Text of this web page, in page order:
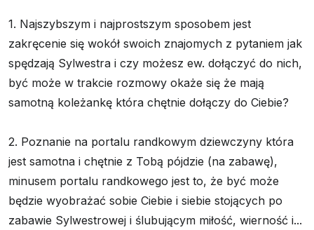
1. Najszybszym i najprostszym sposobem jest
zakręcenie się wokół swoich znajomych z pytaniem jak
spędzają Sylwestra i czy możesz ew. dołączyć do nich,
być może w trakcie rozmowy okaże się że mają
samotną koleżankę która chętnie dołączy do Ciebie?
2. Poznanie na portalu randkowym dziewczyny która
jest samotna i chętnie z Tobą pójdzie (na zabawę),
minusem portalu randkowego jest to, że być może
będzie wyobrażać sobie Ciebie i siebie stojących po
zabawie Sylwestrowej i ślubującym miłość, wierność i...